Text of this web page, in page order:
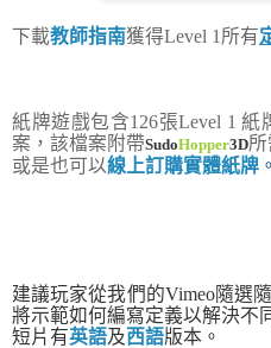
下載教師指南獲得Level 1所有
紙牌遊戲包含126張Level 1 紙
案，該檔案附帶SudoHopper3D
或是也可以線上訂購實體紙牌 。
建議玩家從我們的Vimeo隨選
將示範如何編寫定義以解決不
短片有英語及西語版本。